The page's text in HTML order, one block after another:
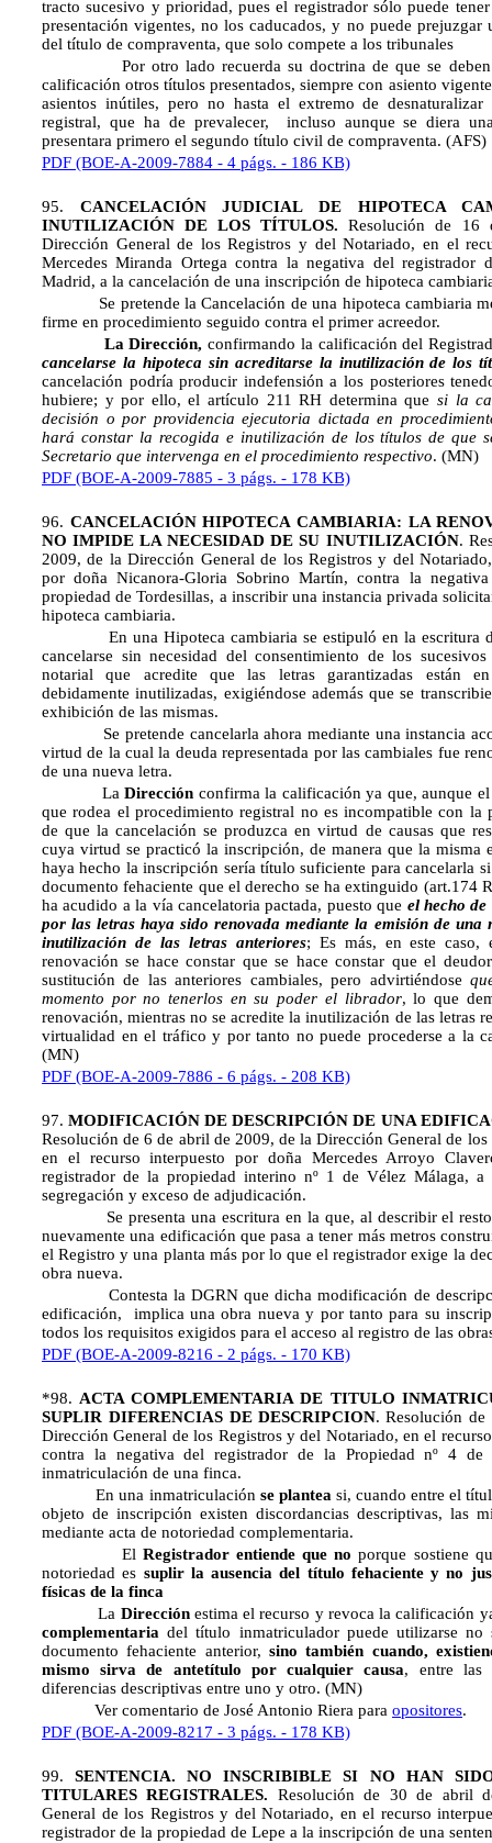
tracto sucesivo y prioridad, pues el registrador sólo puede
presentación vigentes, no los caducados, y no puede
del título de compraventa, que solo compete a los tribunales
Por otro lado recuerda su doctrina de que se deben
calificación otros títulos presentados, siempre con asiento
asientos inútiles, pero no hasta el extremo de
registral, que ha de prevalecer, incluso aunque se diera
presentara primero el segundo título civil de compraventa. (AFS)
PDF (BOE-A-2009-7884 - 4 págs. - 186 KB)
95. CANCELACIÓN JUDICIAL DE HIPOTECA
INUTILIZACIÓN DE LOS TÍTULOS.Resolución de
Dirección General de los Registros y del Notariado, en el
Mercedes Miranda Ortega contra la negativa del registrador
Madrid, a la cancelación de una inscripción de hipoteca
Se pretende la Cancelación de una hipoteca cambiaria
firme en procedimiento seguido contra el primer acreedor.
La Dirección, confirmando la calificación del
cancelarse la hipoteca sin acreditarse la inutilización de los
cancelación podría producir indefensión a los posteriores
hubiere; y por ello, el artículo 211 RH determina que si la
decisión o por providencia ejecutoria dictada en
hará constar la recogida e inutilización de los títulos de que
Secretario que intervenga en el procedimiento respectivo. (MN)
PDF (BOE-A-2009-7885 - 3 págs. - 178 KB)
96. CANCELACIÓN HIPOTECA CAMBIARIA: LA
NO IMPIDE LA NECESIDAD DE SU INUTILIZACIÓN.
2009, de la Dirección General de los Registros y del
por doña Nicanora-Gloria Sobrino Martín, contra la
propiedad de Tordesillas, a inscribir una instancia privada
hipoteca cambiaria.
En una Hipoteca cambiaria se estipuló en la escritura
cancelarse sin necesidad del consentimiento de los sucesivos
notarial que acredite que las letras garantizadas están
debidamente inutilizadas, exigiéndose además que se
exhibición de las mismas.
Se pretende cancelarla ahora mediante una instancia
virtud de la cual la deuda representada por las cambiales fue
de una nueva letra.
LaDirección confirma la calificación ya que, aunque
que rodea el procedimiento registral no es incompatible con
de que la cancelación se produzca en virtud de causas que
cuya virtud se practicó la inscripción, de manera que la misma
haya hecho la inscripción sería título suficiente para cancelarla
documento fehaciente que el derecho se ha extinguido (art.174
ha acudido a la vía cancelatoria pactada, puesto que el hecho
por las letras haya sido renovada mediante la emisión de una
inutilización de las letras anteriores; Es más, en este caso,
renovación se hace constar que se hace constar que el
sustitución de las anteriores cambiales, pero advirtiéndose
momento por no tenerlos en su poder el librador, lo que
renovación, mientras no se acredite la inutilización de las letras
virtualidad en el tráfico y por tanto no puede procederse a la
(MN)
PDF (BOE-A-2009-7886 - 6 págs. - 208 KB)
97.MODIFICACIÓN DE DESCRIPCIÓN DE UNA
Resolución de 6 de abril de 2009, de la Dirección General de
en el recurso interpuesto por doña Mercedes Arroyo
registrador de la propiedad interino nº 1 de Vélez Málaga, a
segregación y exceso de adjudicación.
Se presenta una escritura en la que, al describir el resto
nuevamente una edificación que pasa a tener más metros
el Registro y una planta más por lo que el registrador exige la
obra nueva.
Contesta la DGRN que dicha modificación de
edificación, implica una obra nueva y por tanto para su
todos los requisitos exigidos para el acceso al registro de las
PDF (BOE-A-2009-8216 - 2 págs. - 170 KB)
*98.ACTA COMPLEMENTARIA DE TITULO
SUPLIR DIFERENCIAS DE DESCRIPCION. Resolución
Dirección General de los Registros y del Notariado, en el
contra la negativa del registrador de la Propiedad nº 4
inmatriculación de una finca.
En una inmatriculación se planteasi, cuando entre el
objeto de inscripción existen discordancias descriptivas, las
mediante acta de notoriedad complementaria.
ElRegistrador entiende que noporque sostiene
notoriedad es suplir la ausencia del título fehaciente y no
físicas de la finca
La Direcciónestima el recurso y revoca la calificación
complementaria del título inmatriculador puede utilizarse
documento fehaciente anterior,sino también cuando,
mismo sirva de antetítulo por cualquier causa, entre las
diferencias descriptivas entre uno y otro. (MN)
Ver comentario de José Antonio Riera para opositores.
PDF (BOE-A-2009-8217 - 3 págs. - 178 KB)
99.SENTENCIA. NO INSCRIBIBLE SI NO HAN
TITULARES REGISTRALES. Resolución de 30 de abril
General de los Registros y del Notariado, en el recurso
registrador de la propiedad de Lepe a la inscripción de una